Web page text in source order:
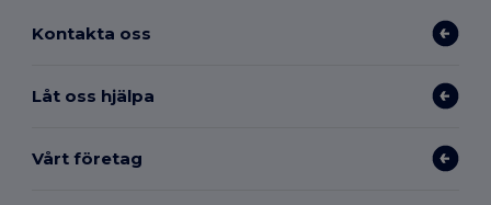
Kontakta oss
Låt oss hjälpa
Vårt företag